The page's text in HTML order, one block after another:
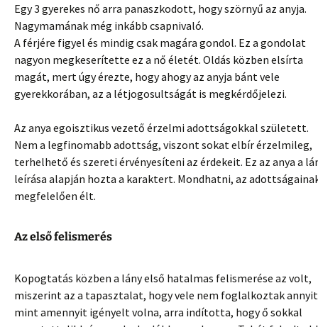
Egy 3 gyerekes nő arra panaszkodott, hogy szörnyű az anyja.
Nagymamának még inkább csapnivaló.
A férjére figyel és mindig csak magára gondol. Ez a gondolat
nagyon megkeserítette ez a nő életét. Oldás közben elsírta
magát, mert úgy érezte, hogy ahogy az anyja bánt vele
gyerekkorában, az a létjogosultságát is megkérdőjelezi.
Az anya egoisztikus vezető érzelmi adottságokkal született.
Nem a legfinomabb adottság, viszont sokat elbír érzelmileg,
terhelhető és szereti érvényesíteni az érdekeit. Ez az anya a
leírása alapján hozta a karaktert. Mondhatni, az
megfelelően élt.
Az első felismerés
Kopogtatás közben a lány első hatalmas felismerése az volt,
miszerint az a tapasztalat, hogy vele nem foglalkoztak
mint amennyit igényelt volna, arra indította, hogy ő sokkal